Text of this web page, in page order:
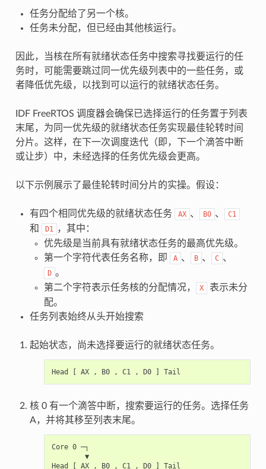
任务分配给了另一个核。
任务未分配，但已经由其他核运行。
因此，当核在所有就绪状态任务中搜索寻找要运行的任
务时，可能需要跳过同一优先级列表中的一些任务，或
者降低优先级，以找到可以运行的就绪状态任务。
IDF FreeRTOS 调度器会确保已选择运行的任务置于列表
末尾，为同一优先级的就绪状态任务实现最佳轮转时间
分片。这样，在下一次调度迭代（即，下一个滴答中断
或让步）中，未经选择的任务优先级会更高。
以下示例展示了最佳轮转时间分片的实操。假设：
有四个相同优先级的就绪状态任务 AX 、 B0 、 C1
和 D1 ，其中：
优先级是当前具有就绪状态任务的最高优先级。
第一个字符代表任务名称，即
A 、 B 、 C 、
D 。
第二个字符表示任务核的分配情况，
X
表示未分
配。
任务列表始终从头开始搜索
起始状态，尚未选择要运行的就绪状态任务。
核 0 有一个滴答中断，搜索要运行的任务。选择任务
A，并将其移至列表末尾。
Core 0 ─┐
        ▼
Head [ AX , B0 , C1 , D0 ] Tail